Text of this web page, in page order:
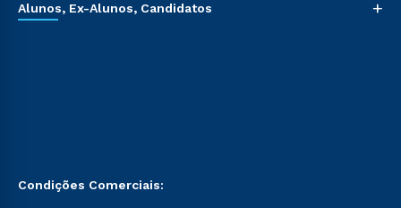
Alunos, Ex-Alunos, Candidatos +
Condições Comerciais: